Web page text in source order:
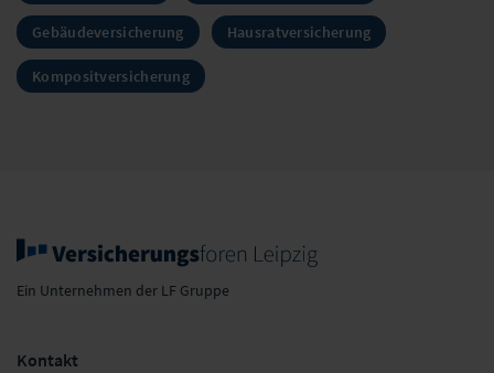
Gebäudeversicherung Hausratversicherung
Kompositversicherung
Ein Unternehmen der LF Gruppe
Kontakt